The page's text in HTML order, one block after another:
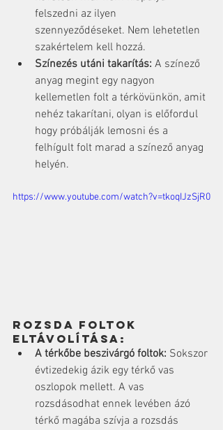
felszedni az ilyen
szennyeződéseket. Nem lehetetlen
szakértelem kell hozzá.
Színezés utáni takarítás: A színező
anyag megint egy nagyon
kellemetlen folt a térkövünkön, amit
nehéz takarítani, olyan is előfordul
hogy próbálják lemosni és a
felhígult folt marad a színező anyag
helyén.
https://www.youtube.com/watch?v=tkoqIJzSjR0
Rozsda foltok
eltávolítása:
A térkőbe beszivárgó foltok: Sokszor
évtizedekig ázik egy térkő vas
oszlopok mellett. A vas
rozsdásodhat ennek levében ázó
térkő magába szívja a rozsdás